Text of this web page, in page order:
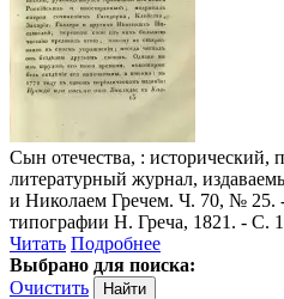
Сын отечества, : исторический,
литературный журнал,
и Николаем Гречем. Ч. 70, № 25.
типографии Н. Греча, 1821. - С.
Читать Подробнее
Выбрано для поиска:
Очистить